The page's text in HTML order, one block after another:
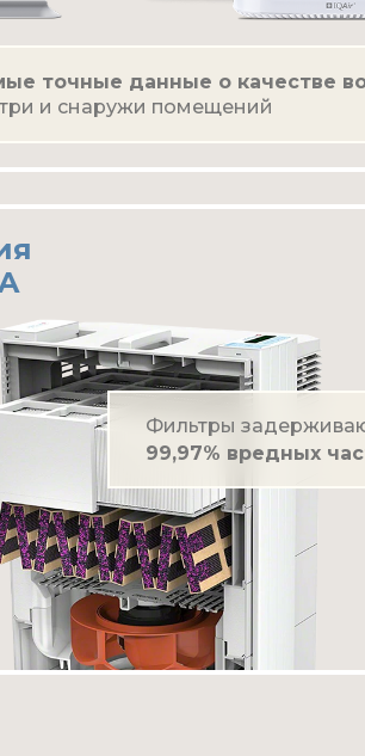
точные данные о качестве
и снаружи помещений
Фильтры
99,97% вредных